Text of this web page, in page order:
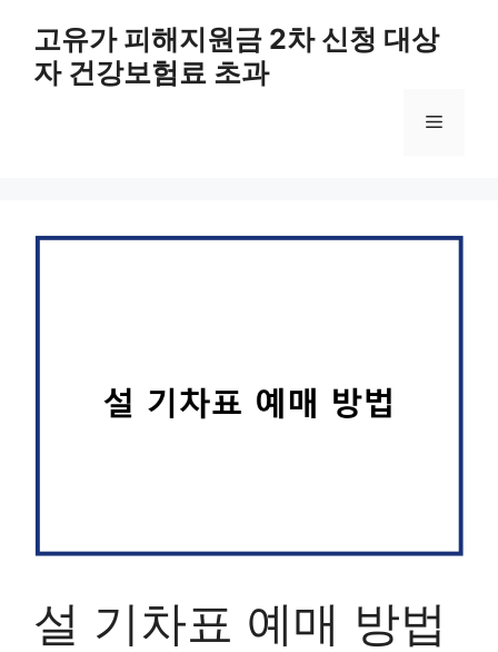
고유가 피해지원금 2차 신청 대상
자 건강보험료 초과
메
설 기차표 예매 방법